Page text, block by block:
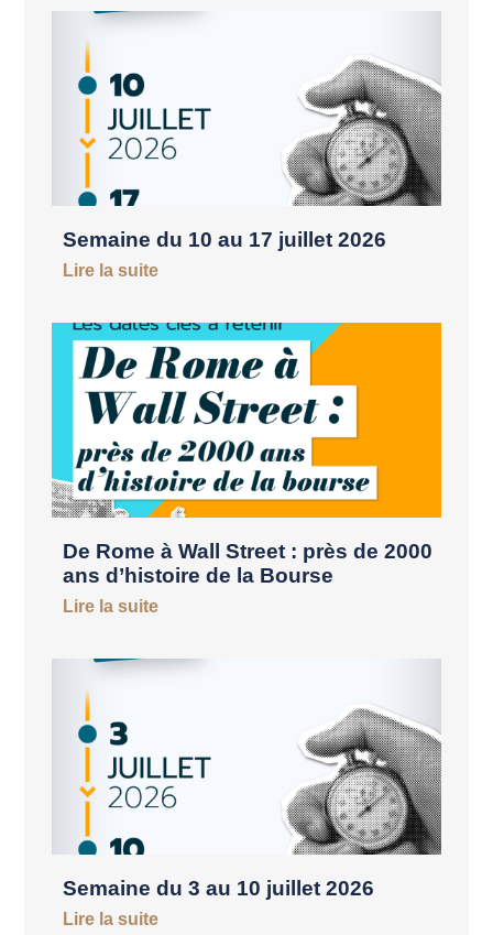
Semaine du 10 au 17 juillet 2026
Lire la suite
De Rome à Wall Street : près de 2000
ans d’histoire de la Bourse
Lire la suite
Semaine du 3 au 10 juillet 2026
Lire la suite